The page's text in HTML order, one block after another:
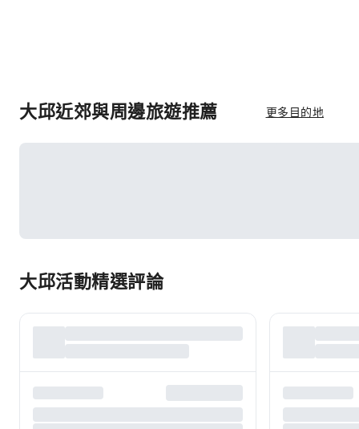
大邱近郊與周邊旅遊推薦 更多目的地
大邱活動精選評論